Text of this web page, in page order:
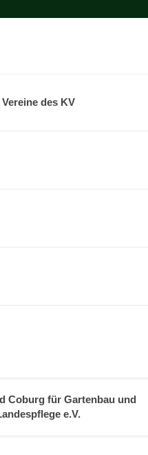
Vereine des KV
Coburg für Gartenbau und
e.V.